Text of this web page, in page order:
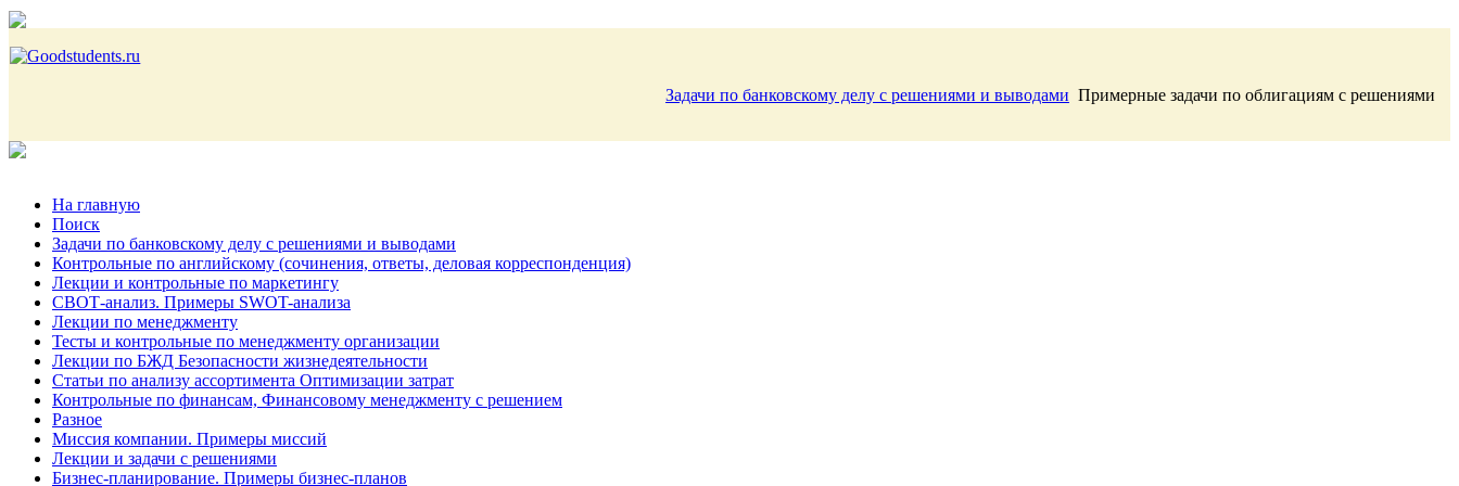
Задачи по банковскому делу с решениями и выводами Примерные задачи по облигациям с решениями
На главную
Поиск
Задачи по банковскому делу с решениями и выводами
Контрольные по английскому (сочинения, ответы, деловая корреспонденция)
Лекции и контрольные по маркетингу
СВОТ-анализ. Примеры SWOT-анализа
Лекции по менеджменту
Тесты и контрольные по менеджменту организации
Лекции по БЖД Безопасности жизнедеятельности
Статьи по анализу ассортимента Оптимизации затрат
Контрольные по финансам, Финансовому менеджменту с решением
Разное
Миссия компании. Примеры миссий
Лекции и задачи с решениями
Бизнес-планирование. Примеры бизнес-планов